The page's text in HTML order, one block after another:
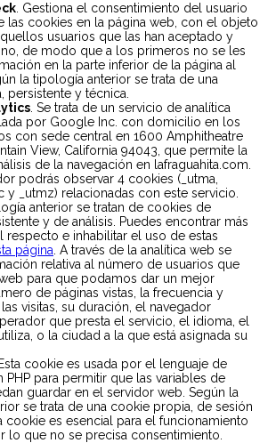
. Gestiona el consentimiento del usuario
las cookies en la página web, con el objeto
usuarios que las han aceptado y
de modo que a los primeros no se les
en la parte inferior de la página al
la tipología anterior se trata de una
persistente y técnica.
. Se trata de un servicio de analítica
por Google Inc. con domicilio en los
con sede central en 1600 Amphitheatre
View, California 94043, que permite la
de la navegación en lafraguahita.com.
podrás observar 4 cookies (_utma,
y _utmz) relacionadas con este servicio.
anterior se tratan de cookies de
y de análisis. Puedes encontrar más
respecto e inhabilitar el uso de estas
página . A través de la analítica web se
relativa al número de usuarios que
para que podamos dar un mejor
de páginas vistas, la frecuencia y
visitas, su duración, el navegador
que presta el servicio, el idioma, el
o la ciudad a la que está asignada su
Esta cookie es usada por el lenguaje de
PHP para permitir que las variables de
guardar en el servidor web. Según la
se trata de una cookie propia, de sesión
cookie es esencial para el funcionamiento
lo que no se precisa consentimiento.